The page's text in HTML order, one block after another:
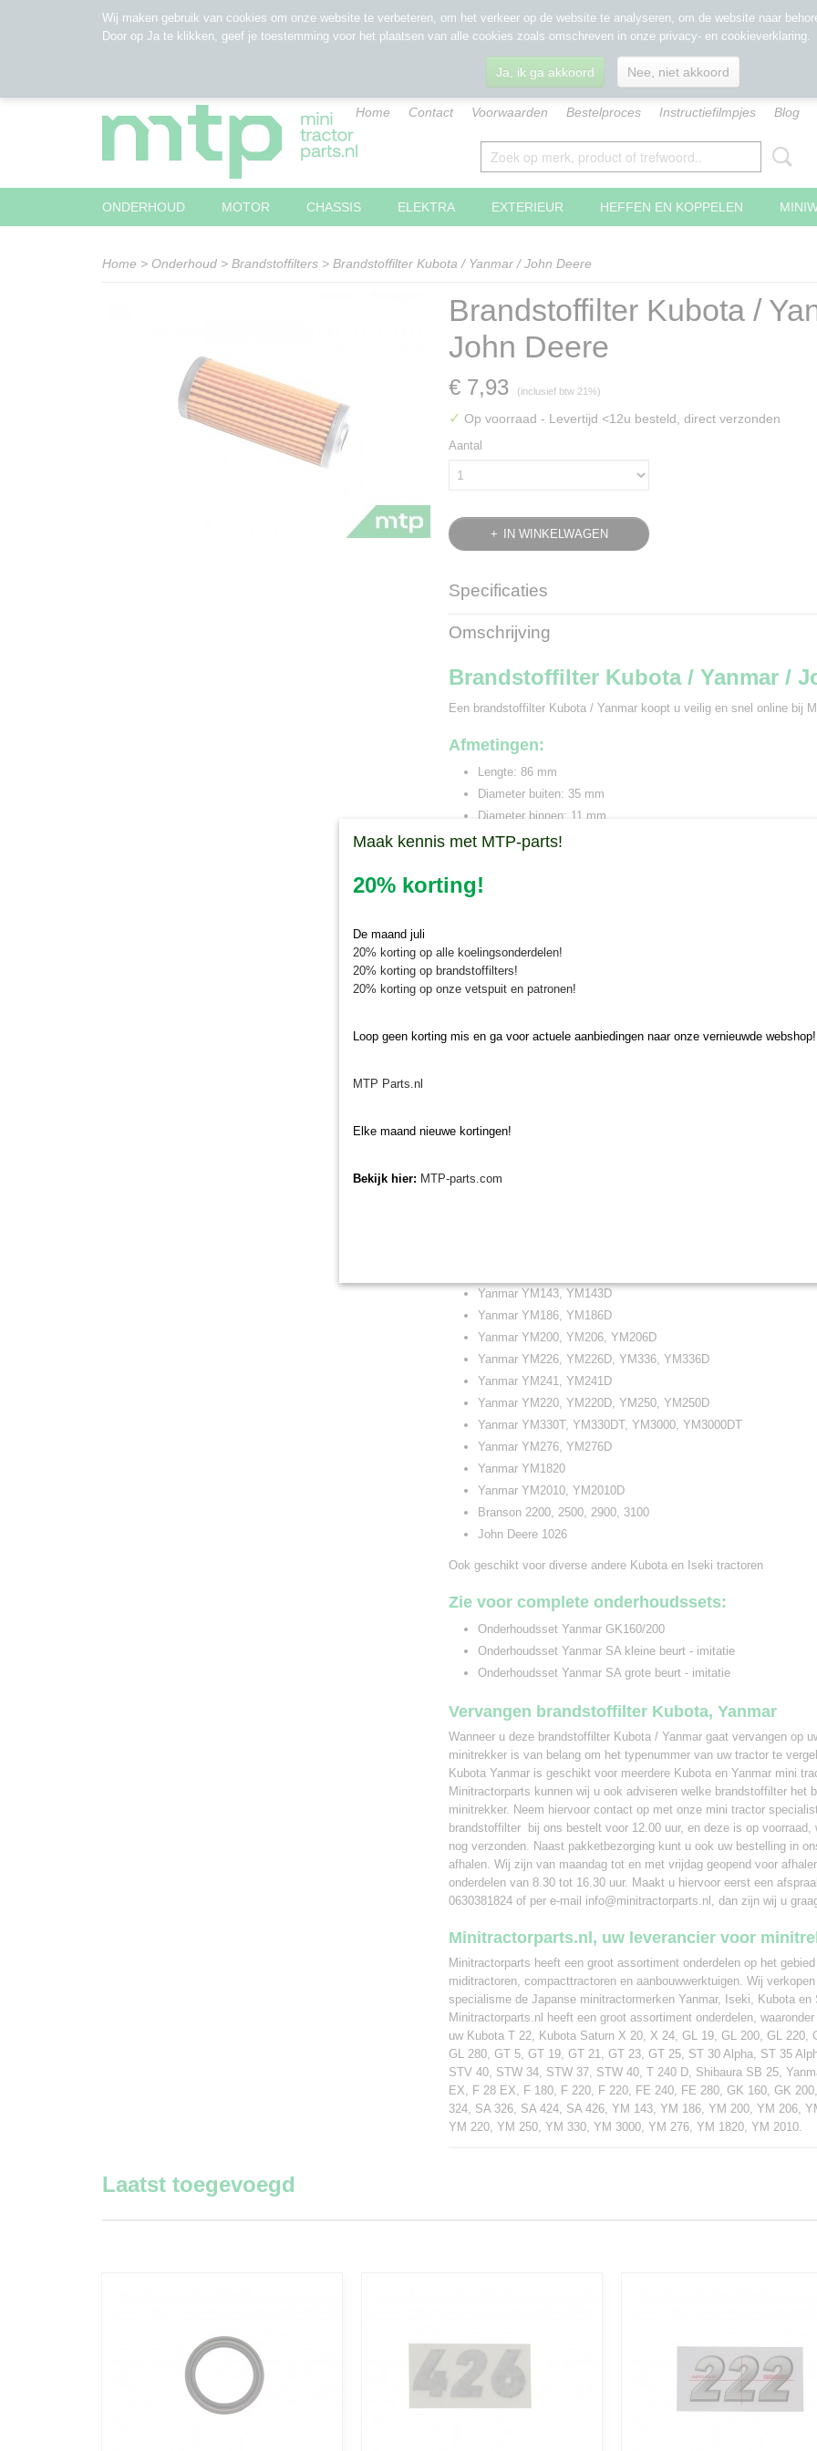
Home Contact Voorwaarden Bestelproces Instructiefilmpjes Blog
ONDERHOUD MOTOR CHASSIS ELEKTRA EXTERIEUR HEFFEN EN KOPPELEN
Home > Onderhoud > Brandstoffilters > Brandstoffilter Kubota / Yanmar / John Deere
Brandstoffilter Kubota /
John Deere
€ 7,93 (inclusief btw 21%)
✓ Op voorraad - Levertijd <12u besteld, direct verzonden
Aantal
IN WINKELWAGEN
Specificaties
Bruto gewicht
Omschrijving
Brandstoffilter Kubota / Yanmar /
Een brandstoffilter Kubota / Yanmar koopt u veilig en snel online bij
Afmetingen:
Lengte: 86 mm
Diameter buiten: 35 mm
Diameter binnen: 11 mm
Onze brandstoffilter Kubota / Yanmar is
volgende types:
Kubota Saturn X20, X24
Kubota GL19, GT5, GT19, GT21, GT23, GT25
Kubota ST30 Alpha, ST35 Alpha
Yanmar F24, F24D
Yanmar F21EX, F28EX
Yanmar YM143, YM143D
Yanmar YM186, YM186D
Yanmar YM200, YM206, YM206D
Yanmar YM226, YM226D, YM336, YM336D
Yanmar YM241, YM241D
Yanmar YM220, YM220D, YM250, YM250D
Yanmar YM330T, YM330DT, YM3000, YM3000DT
Yanmar YM276, YM276D
Yanmar YM1820
Yanmar YM2010, YM2010D
Branson 2200, 2500, 2900, 3100
John Deere 1026
Ook geschikt voor diverse andere Kubota en Iseki tractoren
Zie voor complete onderhoudssets:
Onderhoudsset Yanmar GK160/200
Onderhoudsset Yanmar SA kleine beurt - imitatie
Onderhoudsset Yanmar SA grote beurt - imitatie
Vervangen brandstoffilter Kubota, Yanmar
Wanneer u deze brandstoffilter Kubota / Yanmar gaat vervangen op
minitrekker is van belang om het typenummer van uw tractor te
Kubota Yanmar is geschikt voor meerdere Kubota en Yanmar mini
Minitractorparts kunnen wij u ook adviseren welke brandstoffilter het
minitrekker. Neem hiervoor contact op met onze mini tractor
brandstoffilter bij ons bestelt voor 12.00 uur, en deze is op voorraad,
nog verzonden. Naast pakketbezorging kunt u ook uw bestelling in
afhalen. Wij zijn van maandag tot en met vrijdag geopend voor
onderdelen van 8.30 tot 16.30 uur. Maakt u hiervoor eerst een
0630381824 of per e-mail info@minitractorparts.nl, dan zijn wij u
Minitractorparts.nl, uw leverancier voor
Minitractorparts heeft een groot assortiment onderdelen op het
miditractoren, compacttractoren en aanbouwwerktuigen. Wij
specialisme de Japanse minitractormerken Yanmar, Iseki, Kubota en
Minitractorparts.nl heeft een groot assortiment onderdelen,
uw Kubota T 22, Kubota Saturn X 20, X 24, GL 19, GL 200, GL 220,
GL 280, GT 5, GT 19, GT 21, GT 23, GT 25, ST 30 Alpha, ST 35
STV 40, STW 34, STW 37, STW 40, T 240 D, Shibaura SB 25,
EX, F 28 EX, F 180, F 220, F 220, FE 240, FE 280, GK 160, GK
324, SA 326, SA 424, SA 426, YM 143, YM 186, YM 200, YM 206,
YM 220, YM 250, YM 330, YM 3000, YM 276, YM 1820, YM 2010.
Laatst toegevoegd
Wij maken gebruik van cookies om onze website te verbeteren, om het verkeer op de website te analyseren, om de website naar
Door op Ja te klikken, geef je toestemming voor het plaatsen van alle cookies zoals omschreven in onze privacy- en cookieverklaring.
Ja, ik ga akkoord Nee, niet akkoord
Maak kennis met MTP-parts!
20% korting!
De maand juli
20% korting op alle koelingsonderdelen!
20% korting op brandstoffilters!
20% korting op onze vetspuit en patronen!
Loop geen korting mis en ga voor actuele aanbiedingen naar onze vernieuwde webshop!
MTP Parts.nl
Elke maand nieuwe kortingen!
Bekijk hier: MTP-parts.com